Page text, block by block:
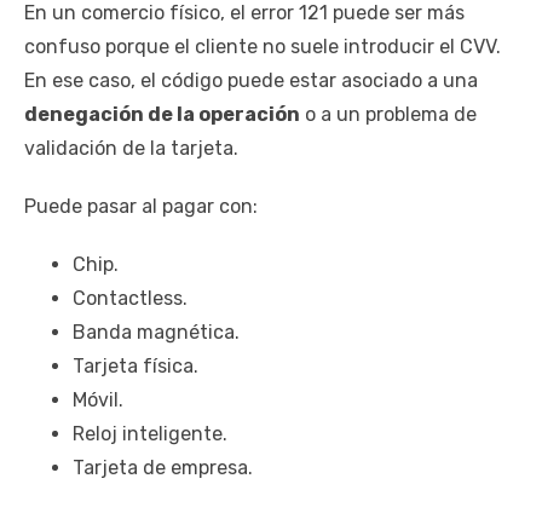
En un comercio físico, el error 121 puede ser más
confuso porque el cliente no suele introducir el CVV.
En ese caso, el código puede estar asociado a una
denegación de la operación o a un problema de
validación de la tarjeta.
Puede pasar al pagar con:
Chip.
Contactless.
Banda magnética.
Tarjeta física.
Móvil.
Reloj inteligente.
Tarjeta de empresa.